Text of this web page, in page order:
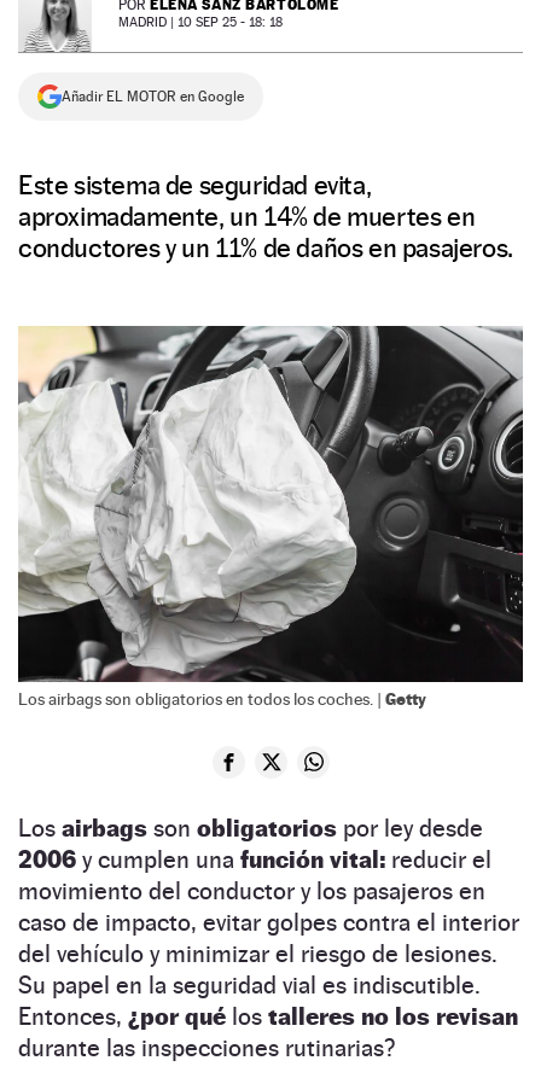
NEWSLETTER
SÍGUENOS
POR ELENA SANZ BARTOLOMÉ
MADRID | 10 SEP 25 - 18: 18
Añadir EL MOTOR en Google
Este sistema de seguridad evita,
aproximadamente, un 14% de muertes en
conductores y un 11% de daños en pasajeros.
Los airbags son obligatorios en todos los coches. | Getty
Los airbags son obligatorios por ley desde
2006 y cumplen una función vital: reducir el
movimiento del conductor y los pasajeros en
caso de impacto, evitar golpes contra el interior
del vehículo y minimizar el riesgo de lesiones.
Su papel en la seguridad vial es indiscutible.
Entonces, ¿por qué los talleres no los revisan
durante las inspecciones rutinarias?